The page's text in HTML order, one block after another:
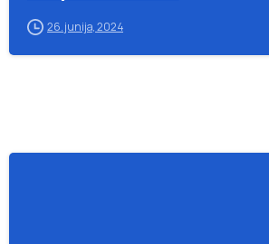
26. junija, 2024